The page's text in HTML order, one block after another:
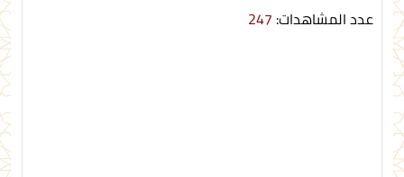
عدد المشاهدات: 247